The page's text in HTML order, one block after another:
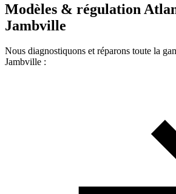
Modèles & régulation
Jambville
Nous diagnostiquons et réparons toute la
Jambville :